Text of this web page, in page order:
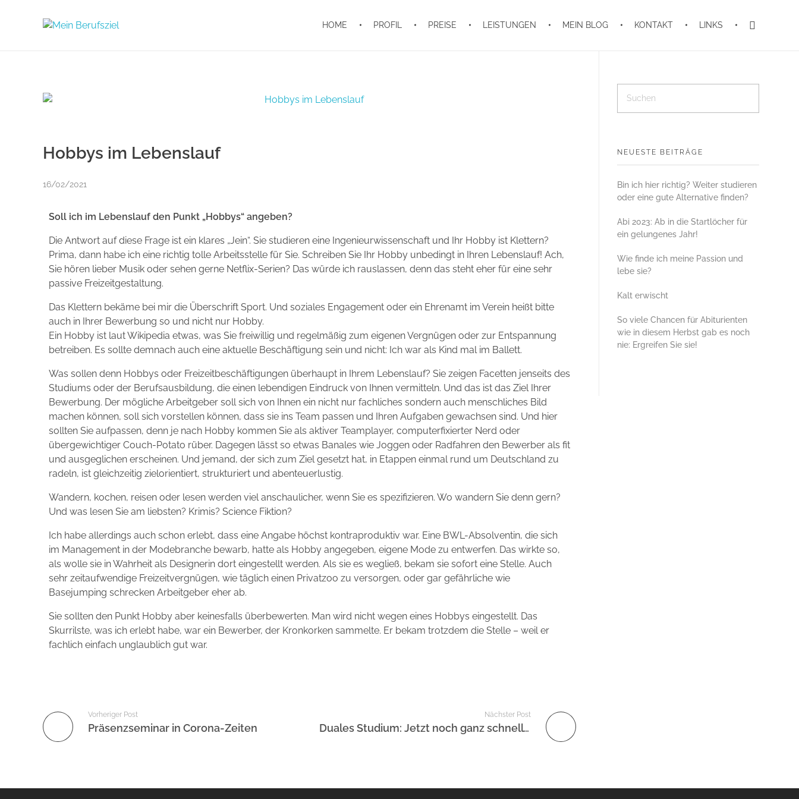
HOME PROFIL PREISE LEISTUNGEN MEIN BLOG KONTAKT LINKS
Hobbys im Lebenslauf
16/02/2021
Soll ich im Lebenslauf den Punkt „Hobbys“ angeben?
Die Antwort auf diese Frage ist ein klares „Jein“. Sie studieren eine Ingenieurwissenschaft und Ihr Hobby ist Klettern?
Prima, dann habe ich eine richtig tolle Arbeitsstelle für Sie. Schreiben Sie Ihr Hobby unbedingt in Ihren Lebenslauf! Ach,
Sie hören lieber Musik oder sehen gerne Netflix-Serien? Das würde ich rauslassen, denn das steht eher für eine sehr
passive Freizeitgestaltung.
Das Klettern bekäme bei mir die Überschrift Sport. Und soziales Engagement oder ein Ehrenamt im Verein heißt bitte
auch in Ihrer Bewerbung so und nicht nur Hobby.
Ein Hobby ist laut Wikipedia etwas, was Sie freiwillig und regelmäßig zum eigenen Vergnügen oder zur Entspannung
betreiben. Es sollte demnach auch eine aktuelle Beschäftigung sein und nicht: Ich war als Kind mal im Ballett.
Was sollen denn Hobbys oder Freizeitbeschäftigungen überhaupt in Ihrem Lebenslauf? Sie zeigen Facetten jenseits des
Studiums oder der Berufsausbildung, die einen lebendigen Eindruck von Ihnen vermitteln. Und das ist das Ziel Ihrer
Bewerbung. Der mögliche Arbeitgeber soll sich von Ihnen ein nicht nur fachliches sondern auch menschliches Bild
machen können, soll sich vorstellen können, dass sie ins Team passen und Ihren Aufgaben gewachsen sind. Und hier
sollten Sie aufpassen, denn je nach Hobby kommen Sie als aktiver Teamplayer, computerfixierter Nerd oder
übergewichtiger Couch-Potato rüber. Dagegen lässt so etwas Banales wie Joggen oder Radfahren den Bewerber als fit
und ausgeglichen erscheinen. Und jemand, der sich zum Ziel gesetzt hat, in Etappen einmal rund um Deutschland zu
radeln, ist gleichzeitig zielorientiert, strukturiert und abenteuerlustig.
Wandern, kochen, reisen oder lesen werden viel anschaulicher, wenn Sie es spezifizieren. Wo wandern Sie denn gern?
Und was lesen Sie am liebsten? Krimis? Science Fiktion?
Ich habe allerdings auch schon erlebt, dass eine Angabe höchst kontraproduktiv war. Eine BWL-Absolventin, die sich
im Management in der Modebranche bewarb, hatte als Hobby angegeben, eigene Mode zu entwerfen. Das wirkte so,
als wolle sie in Wahrheit als Designerin dort eingestellt werden. Als sie es wegließ, bekam sie sofort eine Stelle. Auch
sehr zeitaufwendige Freizeitvergnügen, wie täglich einen Privatzoo zu versorgen, oder gar gefährliche wie
Basejumping schrecken Arbeitgeber eher ab.
Sie sollten den Punkt Hobby aber keinesfalls überbewerten. Man wird nicht wegen eines Hobbys eingestellt. Das
Skurrilste, was ich erlebt habe, war ein Bewerber, der Kronkorken sammelte. Er bekam trotzdem die Stelle – weil er
fachlich einfach unglaublich gut war.
Vorheriger Post
Präsenzseminar in Corona-Zeiten
Nächster Post
Duales Studium: Jetzt noch ganz schnell bewerben!
NEUESTE BEITRÄGE
Bin ich hier richtig? Weiter studieren
oder eine gute Alternative finden?
Abi 2023: Ab in die Startlöcher für
ein gelungenes Jahr!
Wie finde ich meine Passion und
lebe sie?
Kalt erwischt
So viele Chancen für Abiturienten
wie in diesem Herbst gab es noch
nie: Ergreifen Sie sie!